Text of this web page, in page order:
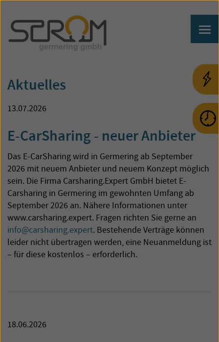
Aktuelles
13.07.2026
E-CarSharing - neuer Anbieter
Das E-CarSharing wird in Germering ab September
2026 mit neuem Anbieter und neuem Konzept möglich
sein. Die Firma Carsharing.Expert GmbH bietet E-
Carsharing in Germering im gewohnten Umfang ab
September 2026 an. Nähere Informationen unter
www.carsharing.expert. Fragen richten Sie gerne an
info@carsharing.expert. Bestehende Verträge können
leider nicht übertragen werden, eine Neuanmeldung ist
– für diese kostenlos – erforderlich.
18.06.2026